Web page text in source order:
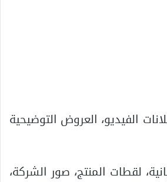
الفيديو، العروض التوضيحية
لقطات المنتج، صور الشركة،